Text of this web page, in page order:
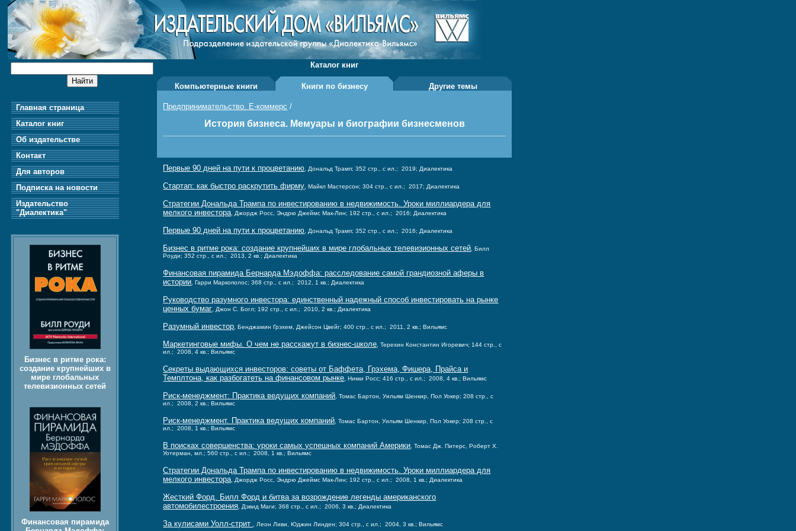
Главная страница
Каталог книг
Об издательстве
Контакт
Для авторов
Подписка на новости
Издательство
"Диалектика"
Бизнес в ритме рока:
создание крупнейших в
мире глобальных
телевизионных сетей
Финансовая пирамида
Каталог книг
Компьютерные книги Книги по бизнесу Другие темы
Предпринимательство. Е-коммерс /
История бизнеса. Мемуары и биографии бизнесменов
Первые 90 дней на пути к процветанию , Дональд Трамп; 352 стр., с ил.; 2019; Диалектика
Стартап: как быстро раскрутить фирму , Майкл Мастерсон; 304 стр., с ил.; 2017; Диалектика
Стратегии Дональда Трампа по инвестированию в недвижимость. Уроки миллиардера для
мелкого инвестора , Джордж Росс, Эндрю Джеймс Мак-Лин; 192 стр., с ил.; 2016; Диалектика
Первые 90 дней на пути к процветанию , Дональд Трамп; 352 стр., с ил.; 2016; Диалектика
Бизнес в ритме рока: создание крупнейших в мире глобальных телевизионных сетей , Билл
Роуди; 352 стр., с ил.; 2013, 2 кв.; Диалектика
Финансовая пирамида Бернарда Мэдоффа: расследование самой грандиозной аферы в
истории , Гарри Маркополос; 368 стр., с ил.; 2012, 1 кв.; Диалектика
Руководство разумного инвестора: единственный надежный способ инвестировать на рынке
ценных бумаг , Джон С. Богл; 192 стр., с ил.; 2010, 2 кв.; Диалектика
Разумный инвестор , Бенджамин Грэхем, Джейсон Цвейг; 400 стр., с ил.; 2011, 2 кв.; Вильямс
Маркетинговые мифы. О чем не расскажут в бизнес-школе , Терехин Константин Игоревич; 144 стр., с
ил.; 2008, 4 кв.; Вильямс
Секреты выдающихся инвесторов: советы от Баффета, Грэхема, Фишера, Прайса и
Темплтона, как разбогатеть на финансовом рынке , Никки Росс; 416 стр., с ил.; 2008, 4 кв.; Вильямс
Риск-менеджмент: Практика ведущих компаний , Томас Бартон, Уильям Шенкир, Пол Уокер; 208 стр., с
ил.; 2008, 2 кв.; Вильямс
Риск-менеджмент. Практика ведущих компаний , Томас Бартон, Уильям Шенкир, Пол Уокер; 208 стр., с
ил.; 2008, 1 кв.; Вильямс
В поисках совершенства: уроки самых успешных компаний Америки , Томас Дж. Питерс, Роберт Х.
Уотерман, мл.; 560 стр., с ил.; 2008, 1 кв.; Вильямс
Стратегии Дональда Трампа по инвестированию в недвижимость. Уроки миллиардера для
мелкого инвестора , Джордж Росс, Эндрю Джеймс Мак-Лин; 192 стр., с ил.; 2008, 1 кв.; Диалектика
Жесткий Форд. Билл Форд и битва за возрождение легенды американского
автомобилестроения , Дэвид Маги; 368 стр., с ил.; 2006, 3 кв.; Диалектика
За кулисами Уолл-стрит , Леон Ливи, Юджин Линден; 304 стр., с ил.; 2004, 3 кв.; Вильямс